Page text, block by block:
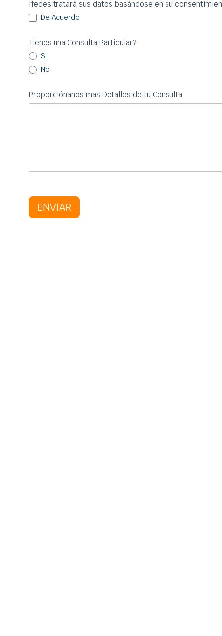
Ifedes tratará sus datos basándose en su
De Acuerdo
Tienes una Consulta Particular?
Si
No
Proporciónanos mas Detalles de tu Consulta
ENVIAR